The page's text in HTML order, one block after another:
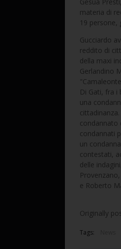
materia di
19 persone,
Gucciardo
reddito di
della maxi
Gerlandino
Di Gati, fra i
una
condannato
condannati
un
contestati,
delle
e Roberto
Originally
Tags: